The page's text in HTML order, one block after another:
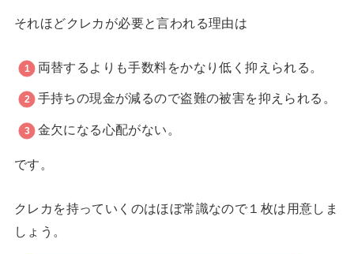
それほどクレカが必要と言われる理由は
両替するよりも手数料をかなり低く抑えられる。
手持ちの現金が減るので盗難の被害を抑えられる。
金欠になる心配がない。
です。
クレカを持っていくのはほぼ常識なので１枚は用意しま
しょう。